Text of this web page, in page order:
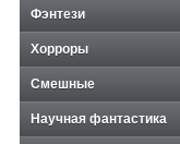
Фэнтези
Хорроры
Смешные
Научная фантастика